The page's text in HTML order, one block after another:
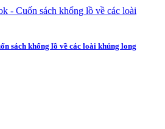
sách khổng lồ về các loài khủng long